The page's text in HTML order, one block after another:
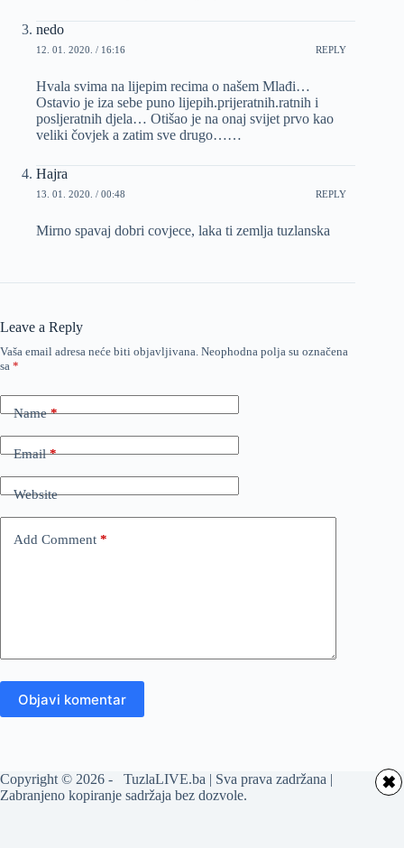
nedo
12. 01. 2020. / 16:16 REPLY
Hvala svima na lijepim recima o našem Mlađi…
Ostavio je iza sebe puno lijepih.prijeratnih.ratnih i
posljeratnih djela… Otišao je na onaj svijet prvo kao
veliki čovjek a zatim sve drugo……
Hajra
13. 01. 2020. / 00:48 REPLY
Mirno spavaj dobri covjece, laka ti zemlja tuzlanska
Leave a Reply
Vaša email adresa neće biti objavljivana. Neophodna polja su označena
sa *
Name*
Email*
Website
Add Comment *
Objavi komentar
Copyright © 2026 - TuzlaLIVE.ba | Sva prava zadržana |
Zabranjeno kopiranje sadržaja bez dozvole.
✖